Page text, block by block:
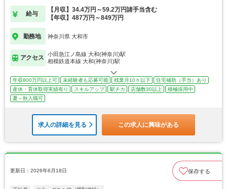
給与
【月収】34.4万円～59.2万円諸手当含む
【年収】487万円～849万円
勤務地 神奈川県 大和市
アクセス
小田急江ノ島線 大和(神奈川)駅
相模鉄道本線 大和(神奈川)駅
年収800万円以上可 未経験者も応募可能 残業月10ｈ以下
住宅補助（手当）あり
産休・育休取得実績有り
スキルアップ 駅チカ 店舗数30以上
積極採用中
夏～秋入職可
求人の詳細を見る この求人に興味がある
更新日：2026年6月18日 保存する